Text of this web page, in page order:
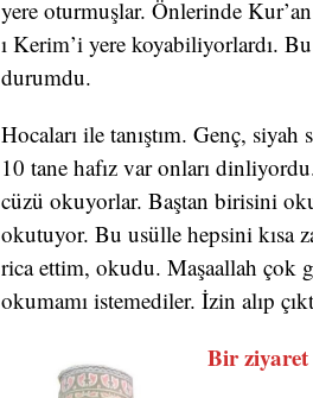
yere oturmuşlar. Önlerinde
ı Kerim’i yere koyabiliyorlardı.
durumdu.
Hocaları ile tanıştım. Genç,
10 tane hafız var onları
cüzü okuyorlar. Baştan birisini
okutuyor. Bu usülle hepsini kısa
rica ettim, okudu. Maşaallah çok
okumamı istemediler. İzin alıp
Bir ziyaret